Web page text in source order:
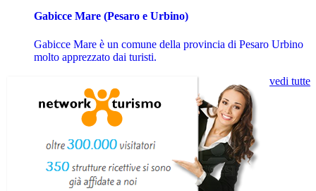
Gabicce Mare (Pesaro e Urbino)
Gabicce Mare è un comune della provincia di Pesaro Urbino
molto apprezzato dai turisti.
vedi tutte